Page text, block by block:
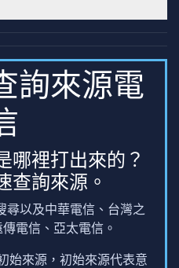
詢來源電
哪裡打出來的？
查詢來源。
尋以及中華電信、台灣之
電信、亞太電信。
始來源，初始來源代表意